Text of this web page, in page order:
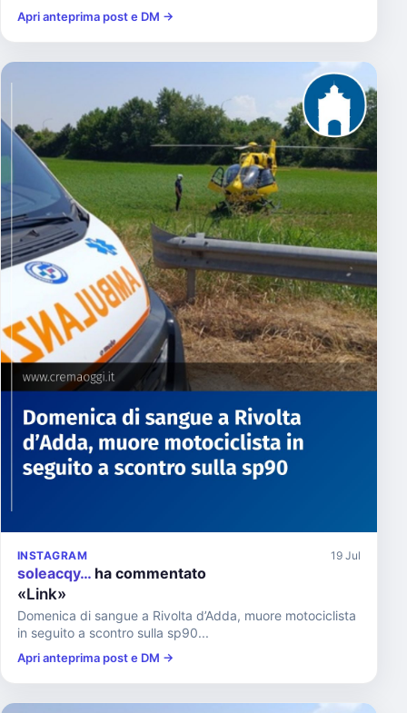
Apri anteprima post e DM →
INSTAGRAM 19 Jul
soleacqy… ha commentato
«Link»
Domenica di sangue a Rivolta d’Adda, muore motociclista
in seguito a scontro sulla sp90...
Apri anteprima post e DM →